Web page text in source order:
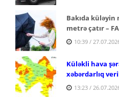
Bakıda küləyin
metrə çatır –
10:39 /
Küləkli hava
xəbərdarlıq
13:23 /